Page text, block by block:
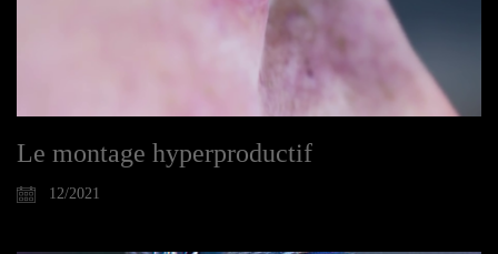
Le montage hyperproductif
12/2021